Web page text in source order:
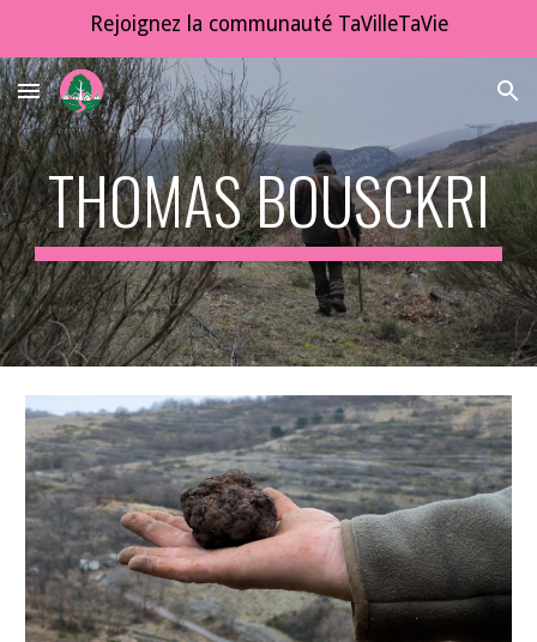
Rejoignez la communauté TaVilleTaVie
THOMAS BOUSCKRI